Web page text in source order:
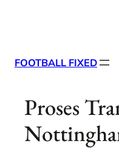
FOOTBALL FIXED
Proses